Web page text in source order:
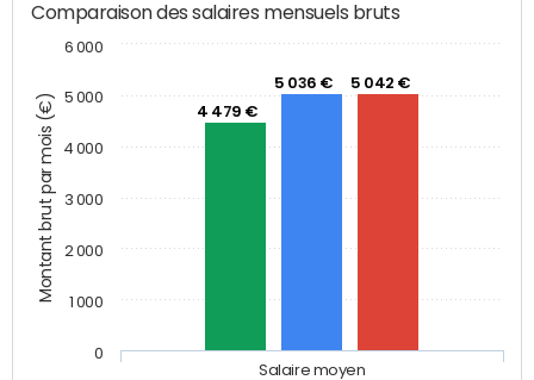
Montant brut par mois (€)
Comparaison des salaires mensuels bruts
4 479 €
5 036 € 5 042 €
Salaire moyen
0
1 000
2 000
3 000
4 000
5 000
6 000